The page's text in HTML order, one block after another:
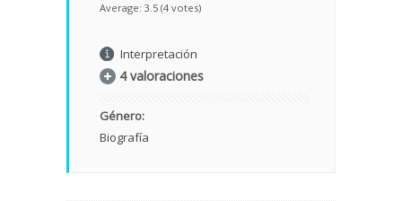
Average: 3.5 (4 votes)
Interpretación
4 valoraciones
Género:
Biografía